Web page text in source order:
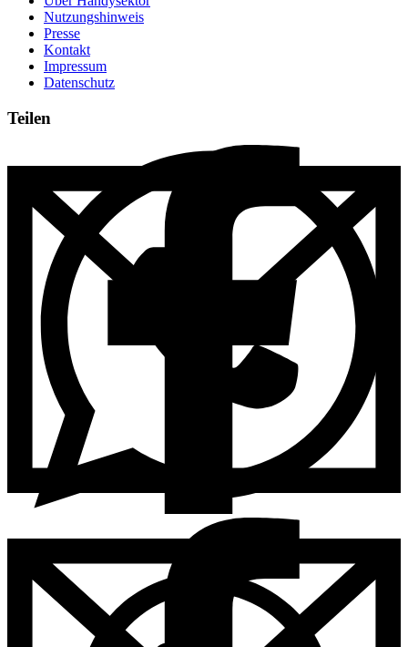
Nutzungshinweis
Presse
Kontakt
Impressum
Datenschutz
Teilen